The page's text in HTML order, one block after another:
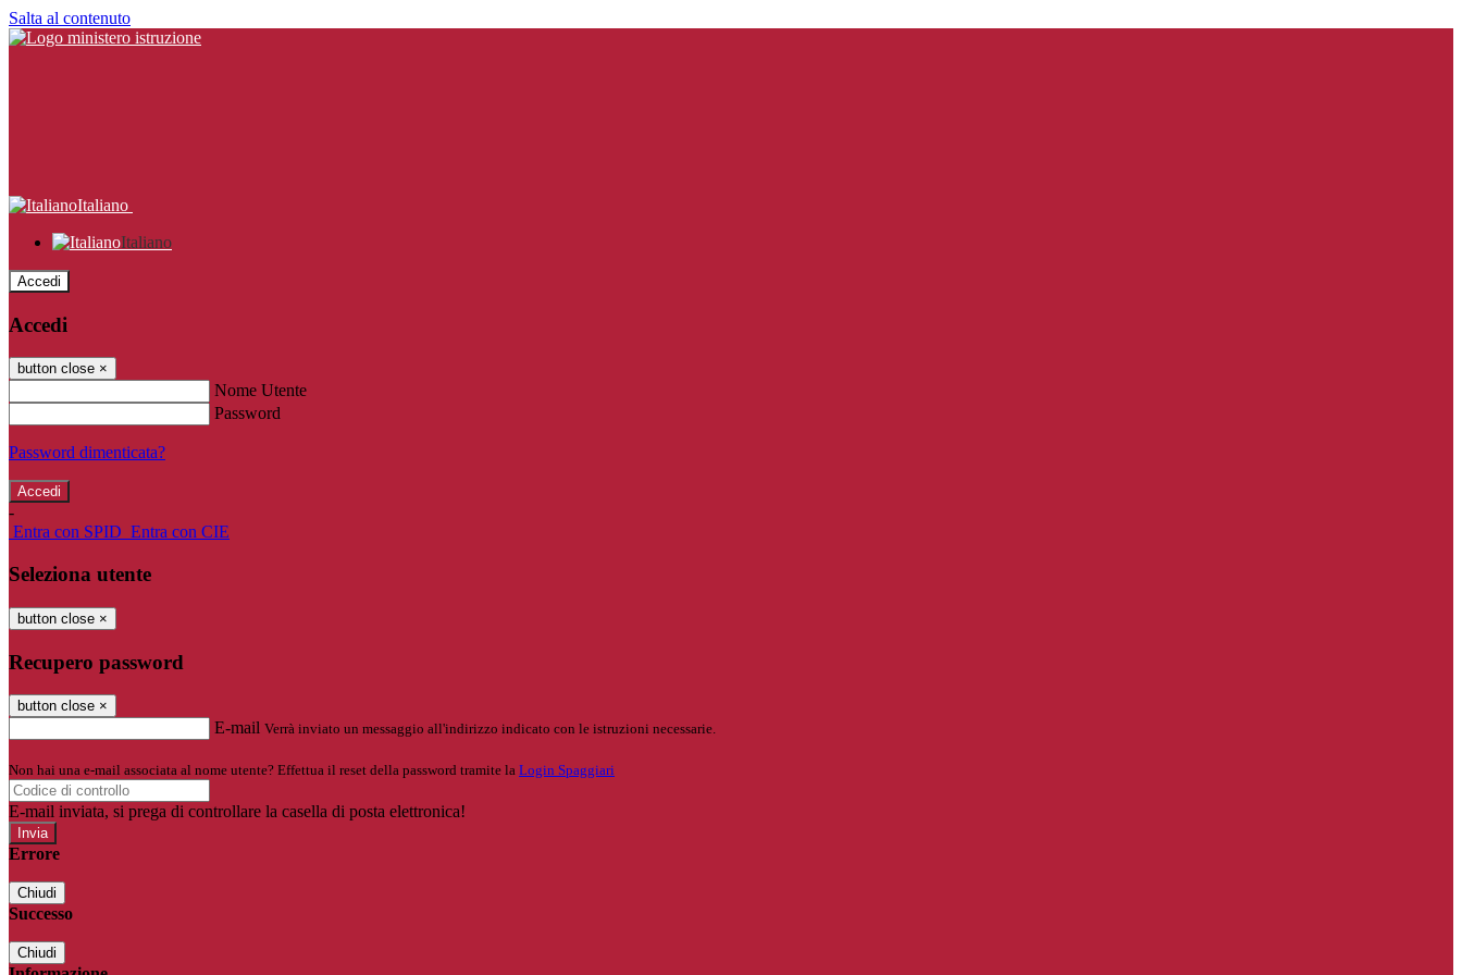
Salta al contenuto
Italiano
Italiano
Accedi
Accedi
button close ×
Nome Utente
Password
Password dimenticata?
-
Entra con SPID Entra con CIE
Seleziona utente
button close ×
Recupero password
button close ×
E-mail Verrà inviato un messaggio all'indirizzo indicato con le istruzioni necessarie.
Non hai una e-mail associata al nome utente? Effettua il reset della password tramite la Login Spaggiari
E-mail inviata, si prega di controllare la casella di posta elettronica!
Errore
Chiudi
Successo
Chiudi